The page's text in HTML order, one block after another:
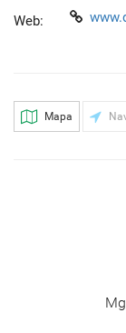
Web:
Mapa